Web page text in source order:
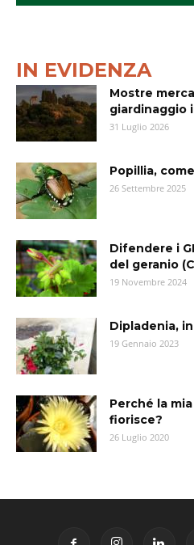
IN EVIDENZA
Mostre
giardinaggio
31 Luglio 2026
Popillia,
26 Settembre 2025
Difendere i
del geranio
19 Novembre 2024
Dipladenia,
19 Gennaio 2023
Perché la
fiorisce?
26 Luglio 2020